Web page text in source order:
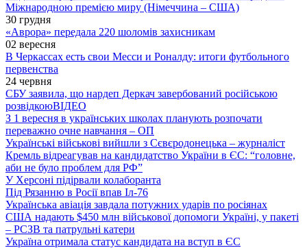
Міжнародною премією миру (Німеччина – США)
30 грудня
«Аврора» передала 220 шоломів захисникам
02 вересня
В Черкассах есть свои Месси и Роналду: итоги футбольного
первенства
24 червня
СБУ заявила, що нардеп Деркач завербований російською
розвідкоюВІДЕО
З 1 вересня в українських школах планують розпочати
переважно очне навчання – ОП
Українські військові вийшли з Сєвєродонецька – журналіст
Кремль відреагував на кандидатство України в ЄС: “головне,
аби не було проблем для РФ”
У Херсоні підірвали колаборанта
Під Рязанню в Росії впав Іл-76
Українська авіація завдала потужних ударів по росіянах
США надають $450 млн військової допомоги Україні, у пакеті
– РСЗВ та патрульні катери
Україна отримала статус кандидата на вступ в ЄС